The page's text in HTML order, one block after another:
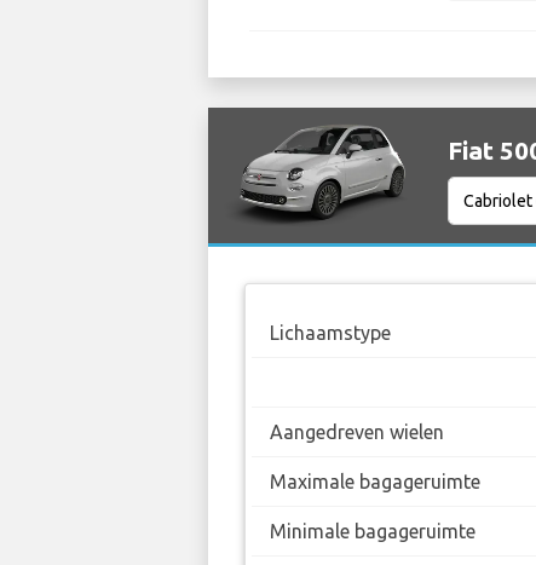
Fiat
Lichaamstype
Aangedreven wielen
Maximale bagageruimte
Minimale bagageruimte